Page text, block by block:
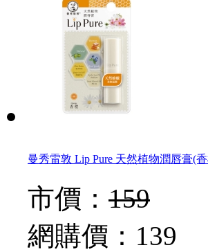
曼秀雷敦 Lip Pure 天然植物潤唇膏(
市價： 159
網購價： 139